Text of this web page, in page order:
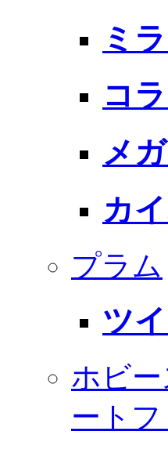
ミ
コ
メ
カ
プラム
ツ
ホビ
ート